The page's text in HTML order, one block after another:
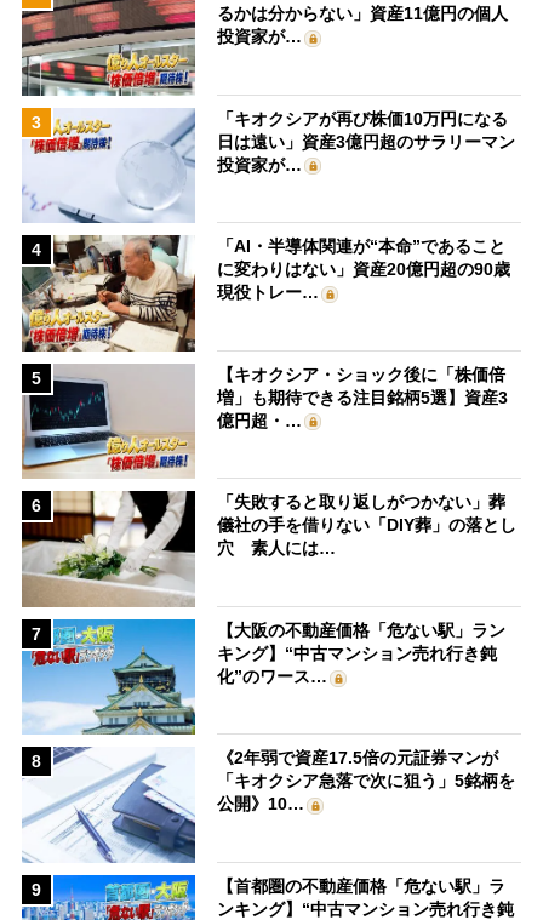
るかは分からない」資産11億円の個人
投資家が…
3
「キオクシアが再び株価10万円になる
日は遠い」資産3億円超のサラリーマン
投資家が…
4
「AI・半導体関連が“本命”であること
に変わりはない」資産20億円超の90歳
現役トレー…
5
【キオクシア・ショック後に「株価倍
増」も期待できる注目銘柄5選】資産3
億円超・…
6
「失敗すると取り返しがつかない」葬
儀社の手を借りない「DIY葬」の落とし
穴 素人には…
7
【大阪の不動産価格「危ない駅」ラン
キング】“中古マンション売れ行き鈍
化”のワース…
8
《2年弱で資産17.5倍の元証券マンが
「キオクシア急落で次に狙う」5銘柄を
公開》10…
9
【首都圏の不動産価格「危ない駅」ラ
ンキング】“中古マンション売れ行き鈍